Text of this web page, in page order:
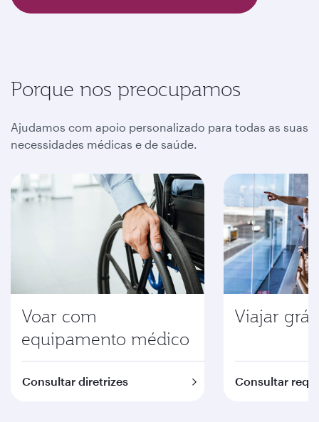
Porque nos preocupamos
Ajudamos com apoio personalizado para todas as suas
necessidades médicas e de saúde.
Voar com
equipamento médico
Consultar diretrizes
Viajar
Consultar